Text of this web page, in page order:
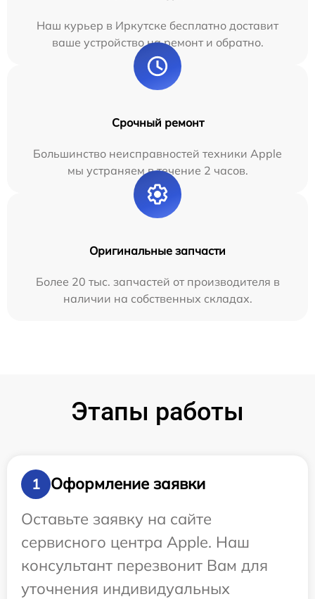
Наш курьер в Иркутске бесплатно доставит
ваше устройство на ремонт и обратно.
Срочный ремонт
Большинство неисправностей техники Apple
мы устраняем в течение 2 часов.
Оригинальные запчасти
Более 20 тыс. запчастей от производителя в
наличии на собственных складах.
Этапы работы
1
Оформление заявки
Оставьте заявку на сайте
сервисного центра Apple. Наш
консультант перезвонит Вам для
уточнения индивидуальных